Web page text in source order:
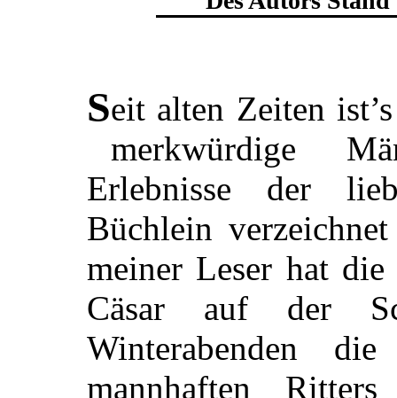
Seit alten Zeiten
merkwürdige
Erlebnisse der
Büchlein
meiner Leser hat die
Cäsar auf der
Winterabenden die
mannhaften